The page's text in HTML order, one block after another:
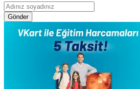
Gönder